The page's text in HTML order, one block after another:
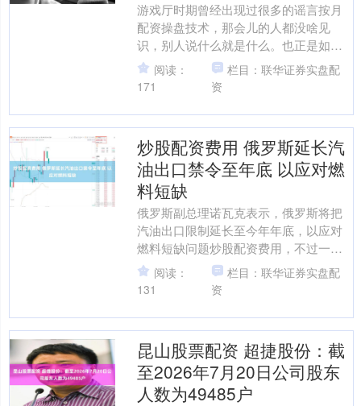
游戏厅时期曾经出现过很多的谣言按月
配资操盘技术，那会儿的人都没啥见
识，别人说什么就是什么。也正是如
此，但凡稍微流行一点的游戏都有很多
所谓的秘籍（谣言）出现。多年....
阅读：
171
栏目：联华证券实盘配
资
炒股配资费用 俄罗斯延长汽
油出口禁令至年底 以应对燃
料短缺
俄罗斯副总理诺瓦克表示，俄罗斯将把
汽油出口限制延长至今年年底，以应对
燃料短缺问题炒股配资费用，不过一旦
市场复苏，政府计划取消柴油出口禁
令。 诺瓦克周六在西伯利亚....
阅读：
131
栏目：联华证券实盘配
资
昆山股票配资 超捷股份：截
至2026年7月20日公司股东
人数为49485户